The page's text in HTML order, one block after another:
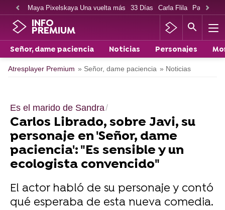
Maya Pixelskaya Una vuelta más 33 Días Carla Flila Paco
INFO
PREMIUM
Señor, dame paciencia Noticias Personajes
Atresplayer Premium » Señor, dame paciencia » Noticias
Es el marido de Sandra
Carlos Librado, sobre Javi, su
personaje en 'Señor, dame
paciencia': "Es sensible y un
ecologista convencido"
El actor habló de su personaje y contó
qué esperaba de esta nueva comedia.